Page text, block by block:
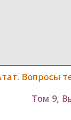
Вопросы
Том 9,